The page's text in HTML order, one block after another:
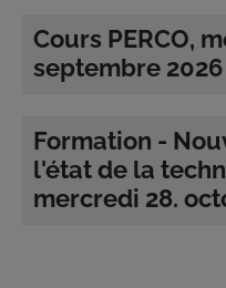
Cours PERCO,
septembre 2026
Formation -
l'état de la
mercredi 28.